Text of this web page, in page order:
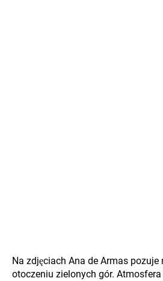
Na zdjęciach Ana de Armas pozuje
otoczeniu zielonych gór.